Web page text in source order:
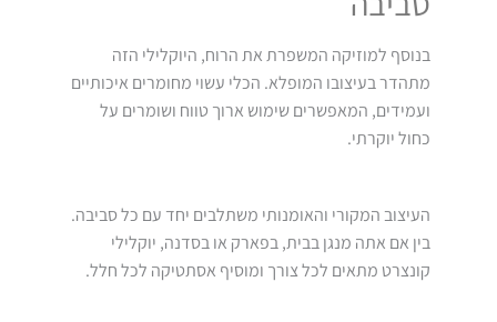
בנוסף למוזיקה המשפרת את הרוח, היוקלילי הזה
מתהדר בעיצובו המופלא. הכלי עשוי מחומרים איכותיים
ועמידים, המאפשרים שימוש ארוך טווח ושומרים על
כחול יוקרתי.
העיצוב המקורי והאומנותי משתלבים יחד עם כל סביבה.
בין אם אתה מנגן בבית, בפארק או בסדנה, יוקלילי
קונצרט מתאים לכל צורך ומוסיף אסתטיקה לכל חלל.